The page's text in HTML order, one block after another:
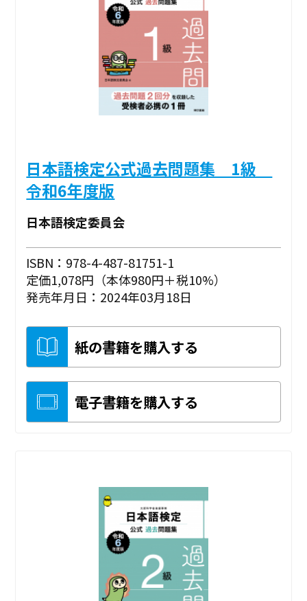
日本語検定公式過去問題集 1級
令和6年度版
日本語検定委員会
ISBN：978-4-487-81751-1
定価1,078円（本体980円＋税10%）
発売年月日：2024年03月18日
紙の書籍を購入する
電子書籍を購入する